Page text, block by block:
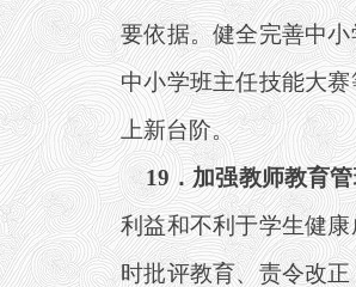
要依据。健全完善中
中小学班主任技能大
上新台阶。
19．加强教师教育
利益和不利于学生健
时批评教育、责令改